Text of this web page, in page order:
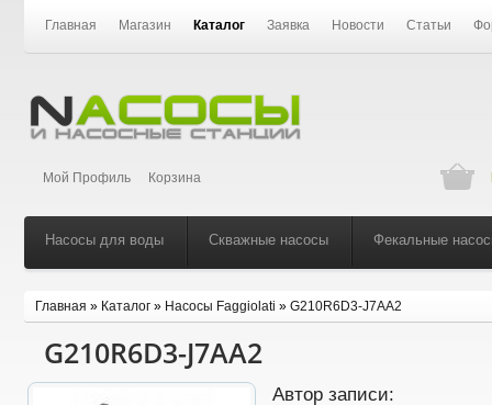
Главная Магазин Каталог Заявка Новости Статьи
Мой Профиль Корзина
Насосы для воды Скважные насосы Фекальные
Главная » Каталог » Насосы Faggiolati » G210R6D3-J7AA2
G210R6D3-J7AA2
Автор записи: